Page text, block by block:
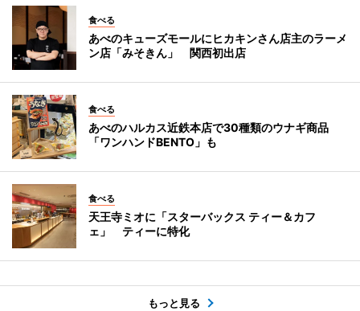
食べる
あべのキューズモールにヒカキンさん店主のラーメ
ン店「みそきん」 関西初出店
食べる
あべのハルカス近鉄本店で30種類のウナギ商品
「ワンハンドBENTO」も
食べる
天王寺ミオに「スターバックス ティー＆カフ
ェ」 ティーに特化
もっと見る